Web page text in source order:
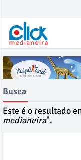
Busca
Este é o resultado
medianeira".